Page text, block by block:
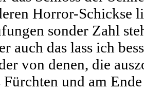
Horror-Schickse
sonder Zahl
auch das lass ich
von denen, die
Fürchten und am